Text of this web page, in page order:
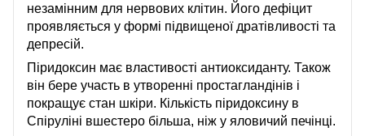
незамінним для нервових клітин. Його дефіцит
проявляється у формі підвищеної дратівливості та
депресій.
Піридоксин має властивості антиоксиданту. Також
він бере участь в утворенні простагландінів і
покращує стан шкіри. Кількість піридоксину в
Спіруліні вшестеро більша, ніж у яловичий печінці.